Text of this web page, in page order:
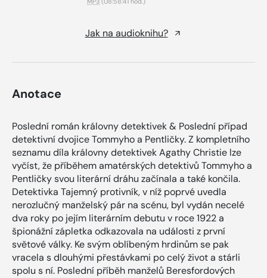
Jak na audioknihu?
Anotace
Poslední román královny detektivek & Poslední případ
detektivní dvojice Tommyho a Pentličky. Z kompletního
seznamu díla královny detektivek Agathy Christie lze
vyčíst, že příběhem amatérských detektivů Tommyho a
Pentličky svou literární dráhu začínala a také končila.
Detektivka Tajemný protivník, v níž poprvé uvedla
nerozlučný manželský pár na scénu, byl vydán necelé
dva roky po jejím literárním debutu v roce 1922 a
špionážní zápletka odkazovala na události z první
světové války. Ke svým oblíbeným hrdinům se pak
vracela s dlouhými přestávkami po celý život a stárli
spolu s ní. Poslední příběh manželů Beresfordových